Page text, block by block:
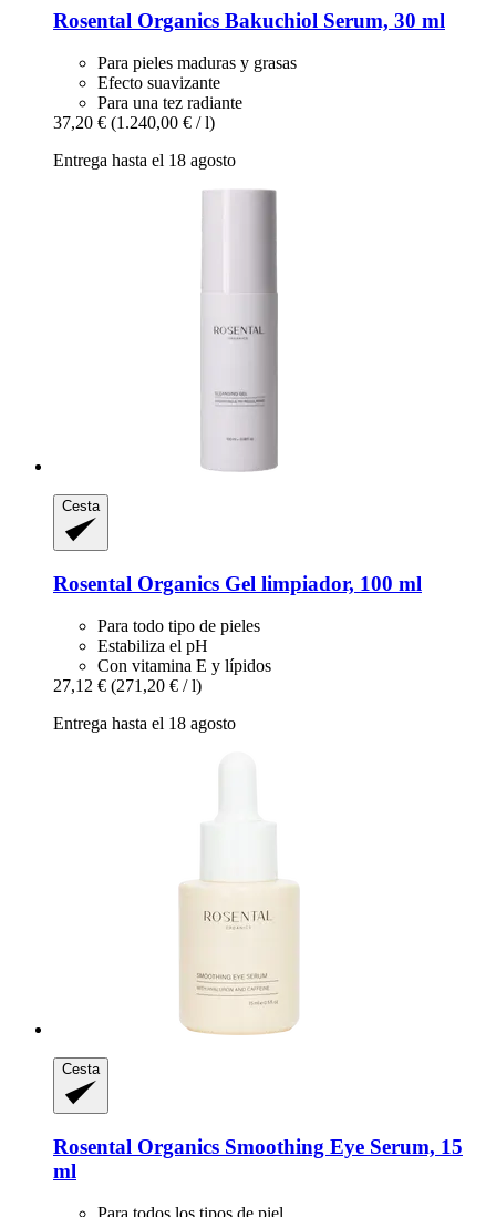
Rosental Organics Bakuchiol Serum, 30 ml
Para pieles maduras y grasas
Efecto suavizante
Para una tez radiante
37,20 € (1.240,00 € / l)
Entrega hasta el 18 agosto
Cesta
Rosental Organics Gel limpiador, 100 ml
Para todo tipo de pieles
Estabiliza el pH
Con vitamina E y lípidos
27,12 € (271,20 € / l)
Entrega hasta el 18 agosto
Cesta
Rosental Organics Smoothing Eye Serum, 15
ml